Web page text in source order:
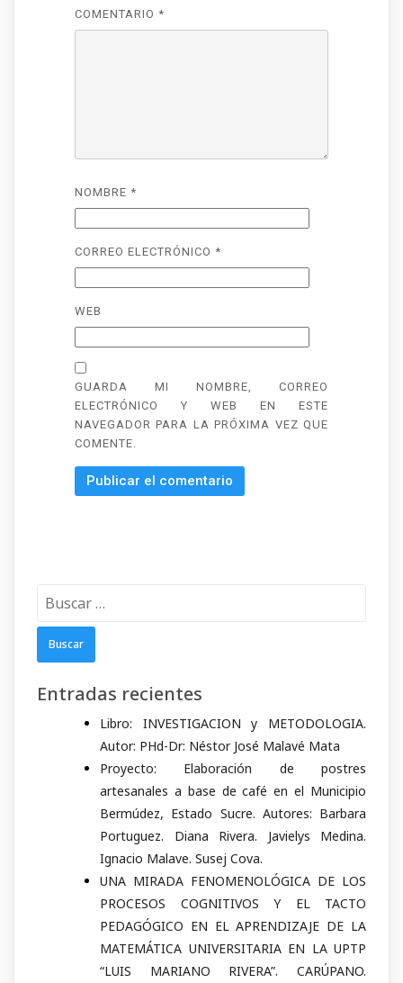
COMENTARIO *
NOMBRE *
CORREO ELECTRÓNICO *
WEB
GUARDA MI NOMBRE, CORREO
ELECTRÓNICO Y WEB EN ESTE
NAVEGADOR PARA LA PRÓXIMA VEZ QUE
COMENTE.
Entradas recientes
Libro: INVESTIGACION y METODOLOGIA.
Autor: PHd-Dr: Néstor José Malavé Mata
Proyecto: Elaboración de postres
artesanales a base de café en el Municipio
Bermúdez, Estado Sucre. Autores: Barbara
Portuguez. Diana Rivera. Javielys Medina.
Ignacio Malave. Susej Cova.
UNA MIRADA FENOMENOLÓGICA DE LOS
PROCESOS COGNITIVOS Y EL TACTO
PEDAGÓGICO EN EL APRENDIZAJE DE LA
MATEMÁTICA UNIVERSITARIA EN LA UPTP
“LUIS MARIANO RIVERA”. CARÚPANO.